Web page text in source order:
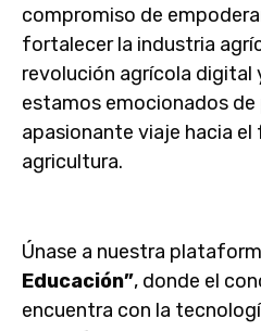
compromiso de
fortalecer la industria
revolución agrícola digital
estamos emocionados
apasionante viaje hacia
agricultura.
Únase a nuestra
Educación”, donde el
encuentra con la